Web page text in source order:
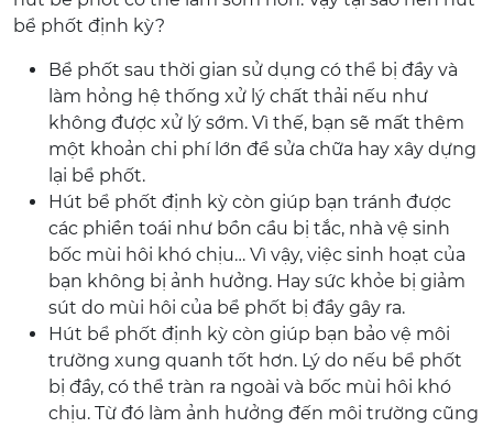
bể phốt định kỳ?
Bể phốt sau thời gian sử dụng có thể bị đầy và
làm hỏng hệ thống xử lý chất thải nếu như
không được xử lý sớm. Vì thế, bạn sẽ mất thêm
một khoản chi phí lớn để sửa chữa hay xây dựng
lại bể phốt.
Hút bể phốt định kỳ còn giúp bạn tránh được
các phiền toái như bồn cầu bị tắc, nhà vệ sinh
bốc mùi hôi khó chịu… Vì vậy, việc sinh hoạt của
bạn không bị ảnh hưởng. Hay sức khỏe bị giảm
sút do mùi hôi của bể phốt bị đầy gây ra.
Hút bể phốt định kỳ còn giúp bạn bảo vệ môi
trường xung quanh tốt hơn. Lý do nếu bể phốt
bị đầy, có thể tràn ra ngoài và bốc mùi hôi khó
chịu. Từ đó làm ảnh hưởng đến môi trường cũng